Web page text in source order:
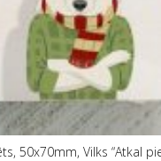
50x70mm, Vilks “Atkal